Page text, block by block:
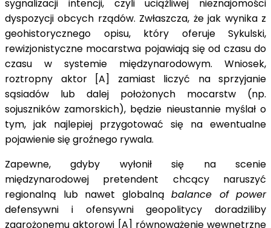
sygnalizacji intencji, czyli uciążliwej nieznajomości
dyspozycji obcych rządów. Zwłaszcza, że jak wynika z
geohistorycznego opisu, który oferuje Sykulski,
rewizjonistyczne mocarstwa pojawiają się od czasu do
czasu w systemie międzynarodowym. Wniosek,
roztropny aktor [A] zamiast liczyć na sprzyjanie
sąsiadów lub dalej położonych mocarstw (np.
sojuszników zamorskich), będzie nieustannie myślał o
tym, jak najlepiej przygotować się na ewentualne
pojawienie się groźnego rywala.
Zapewne, gdyby wyłonił się na scenie
międzynarodowej pretendent chcący naruszyć
regionalną lub nawet globalną balance of power
defensywni i ofensywni geopolitycy doradziliby
zagrożonemu aktorowi [A] równoważenie wewnętrzne